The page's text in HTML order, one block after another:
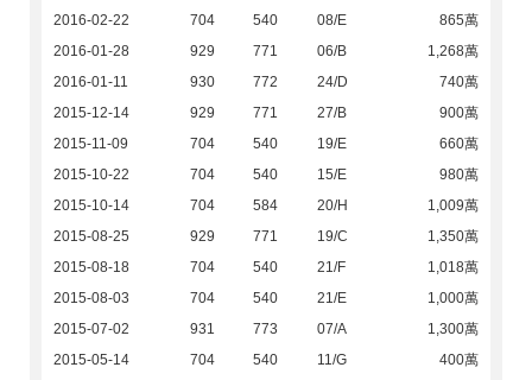
2016-02-22
704 540 08/E
865萬
2016-01-28
929 771 06/B
1,268萬
2016-01-11
930 772 24/D
740萬
2015-12-14
929 771 27/B
900萬
2015-11-09
704 540 19/E
660萬
2015-10-22
704 540 15/E
980萬
2015-10-14
704 584 20/H
1,009萬
2015-08-25
929 771 19/C
1,350萬
2015-08-18
704 540 21/F
1,018萬
2015-08-03
704 540 21/E
1,000萬
2015-07-02
931 773 07/A
1,300萬
2015-05-14
704 540 11/G
400萬